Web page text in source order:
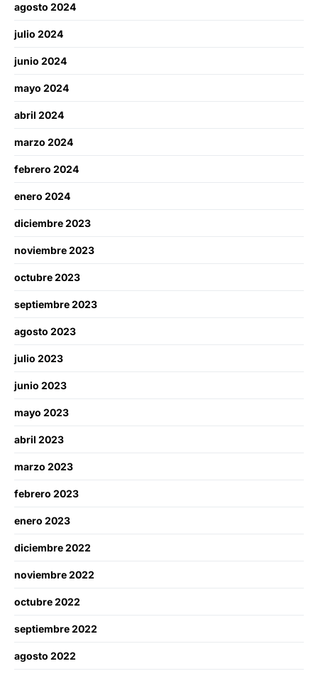
agosto 2024
julio 2024
junio 2024
mayo 2024
abril 2024
marzo 2024
febrero 2024
enero 2024
diciembre 2023
noviembre 2023
octubre 2023
septiembre 2023
agosto 2023
julio 2023
junio 2023
mayo 2023
abril 2023
marzo 2023
febrero 2023
enero 2023
diciembre 2022
noviembre 2022
octubre 2022
septiembre 2022
agosto 2022